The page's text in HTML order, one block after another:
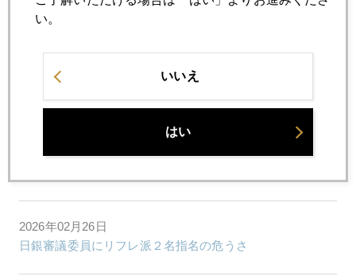
2026年02月27日
2026年02月26日
日銀審議委員にリフレ派２名指名の危うさ
い。
いいえ
はい